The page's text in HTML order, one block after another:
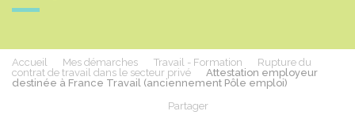
Accueil Mes démarches Travail - Formation
Rupture du
contrat de travail dans le secteur privé
Attestation employeur
destinée à France Travail (anciennement Pôle emploi)
Partager